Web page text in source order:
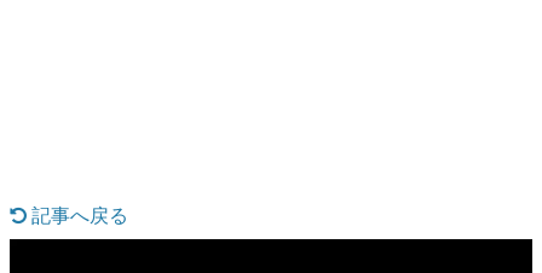
なんでゲームは面白い？
記事へ戻る